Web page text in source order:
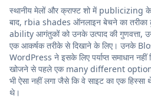
स्थानीय मेलों और क्राफ्ट शो में publicizing
बाद, rbia shades ऑनलाइन बेचने का
ability आगंतुकों को उनके उत्पाद की गुणवत्ता,
एक आकर्षक तरीके से दिखाने के लिए। उनके
WordPress ने इसके लिए पर्याप्त समाधान नहीं
खोजने से पहले एक many different
भी ऐसा नहीं लगा जैसे कि वे साइट का एक
थे।